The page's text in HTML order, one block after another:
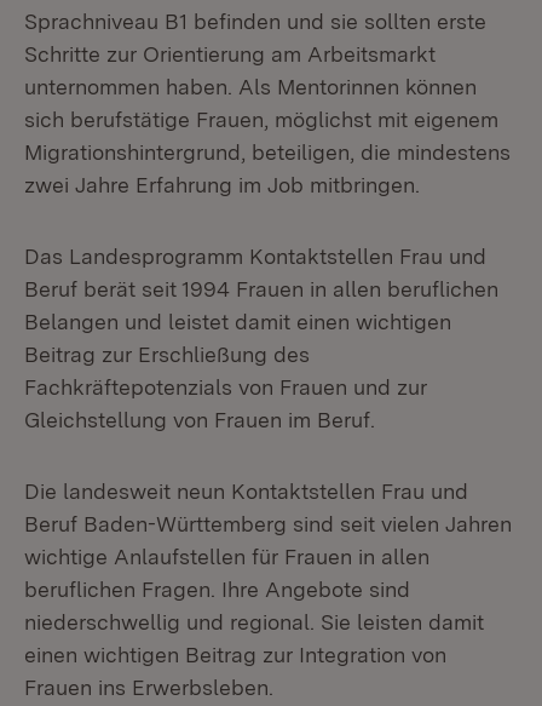
Sprachniveau B1 befinden und sie sollten erste
Schritte zur Orientierung am Arbeitsmarkt
unternommen haben. Als Mentorinnen können
sich berufstätige Frauen, möglichst mit eigenem
Migrationshintergrund, beteiligen, die mindestens
zwei Jahre Erfahrung im Job mitbringen.
Das Landesprogramm Kontaktstellen Frau und
Beruf berät seit 1994 Frauen in allen beruflichen
Belangen und leistet damit einen wichtigen
Beitrag zur Erschließung des
Fachkräftepotenzials von Frauen und zur
Gleichstellung von Frauen im Beruf.
Die landesweit neun Kontaktstellen Frau und
Beruf Baden-Württemberg sind seit vielen Jahren
wichtige Anlaufstellen für Frauen in allen
beruflichen Fragen. Ihre Angebote sind
niederschwellig und regional. Sie leisten damit
einen wichtigen Beitrag zur Integration von
Frauen ins Erwerbsleben.